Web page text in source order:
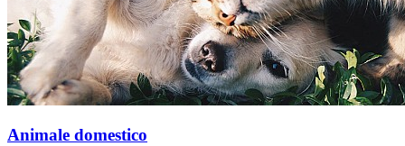
Animale domestico